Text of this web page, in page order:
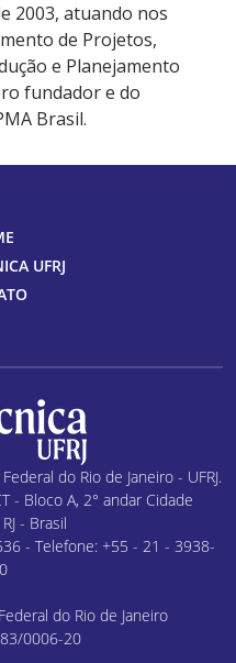
2003, atuando nos
de Projetos,
e Planejamento
fundador e do
Brasil.
UFRJ
do Rio de Janeiro - UFRJ.
- Bloco A, 2° andar Cidade
- Brasil
- Telefone: +55 - 21 - 3938-
do Rio de Janeiro
0006-20